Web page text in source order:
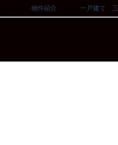
カテゴリー:物件紹介 一戸建て